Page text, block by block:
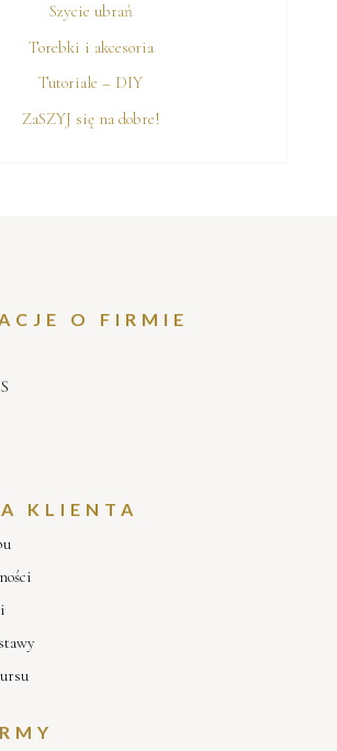
Szycie ubrań
Torebki i akcesoria
Tutoriale – DIY
ZaSZYJ się na dobre!
O FIRMIE
KLIENTA